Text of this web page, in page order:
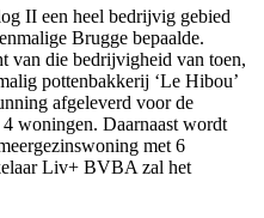
II een heel bedrijvig gebied
Brugge bepaalde.
van die bedrijvigheid van toen,
pottenbakkerij ‘Le Hibou’
afgeleverd voor de
woningen. Daarnaast wordt
met 6
Liv+ BVBA zal het